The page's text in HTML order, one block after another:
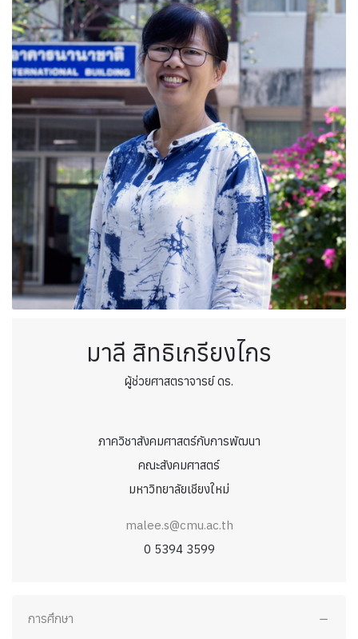
มาลี สิทธิเกรียงไกร
ผู้ช่วยศาสตราจารย์ ดร.
ภาควิชาสังคมศาสตร์กับการพัฒนา
คณะสังคมศาสตร์
มหาวิทยาลัยเชียงใหม่
malee.s@cmu.ac.th
0 5394 3599
การศึกษา